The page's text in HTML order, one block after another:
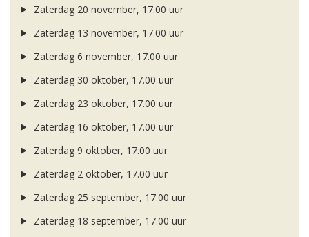
Zaterdag 20 november, 17.00 uur
Zaterdag 13 november, 17.00 uur
Zaterdag 6 november, 17.00 uur
Zaterdag 30 oktober, 17.00 uur
Zaterdag 23 oktober, 17.00 uur
Zaterdag 16 oktober, 17.00 uur
Zaterdag 9 oktober, 17.00 uur
Zaterdag 2 oktober, 17.00 uur
Zaterdag 25 september, 17.00 uur
Zaterdag 18 september, 17.00 uur